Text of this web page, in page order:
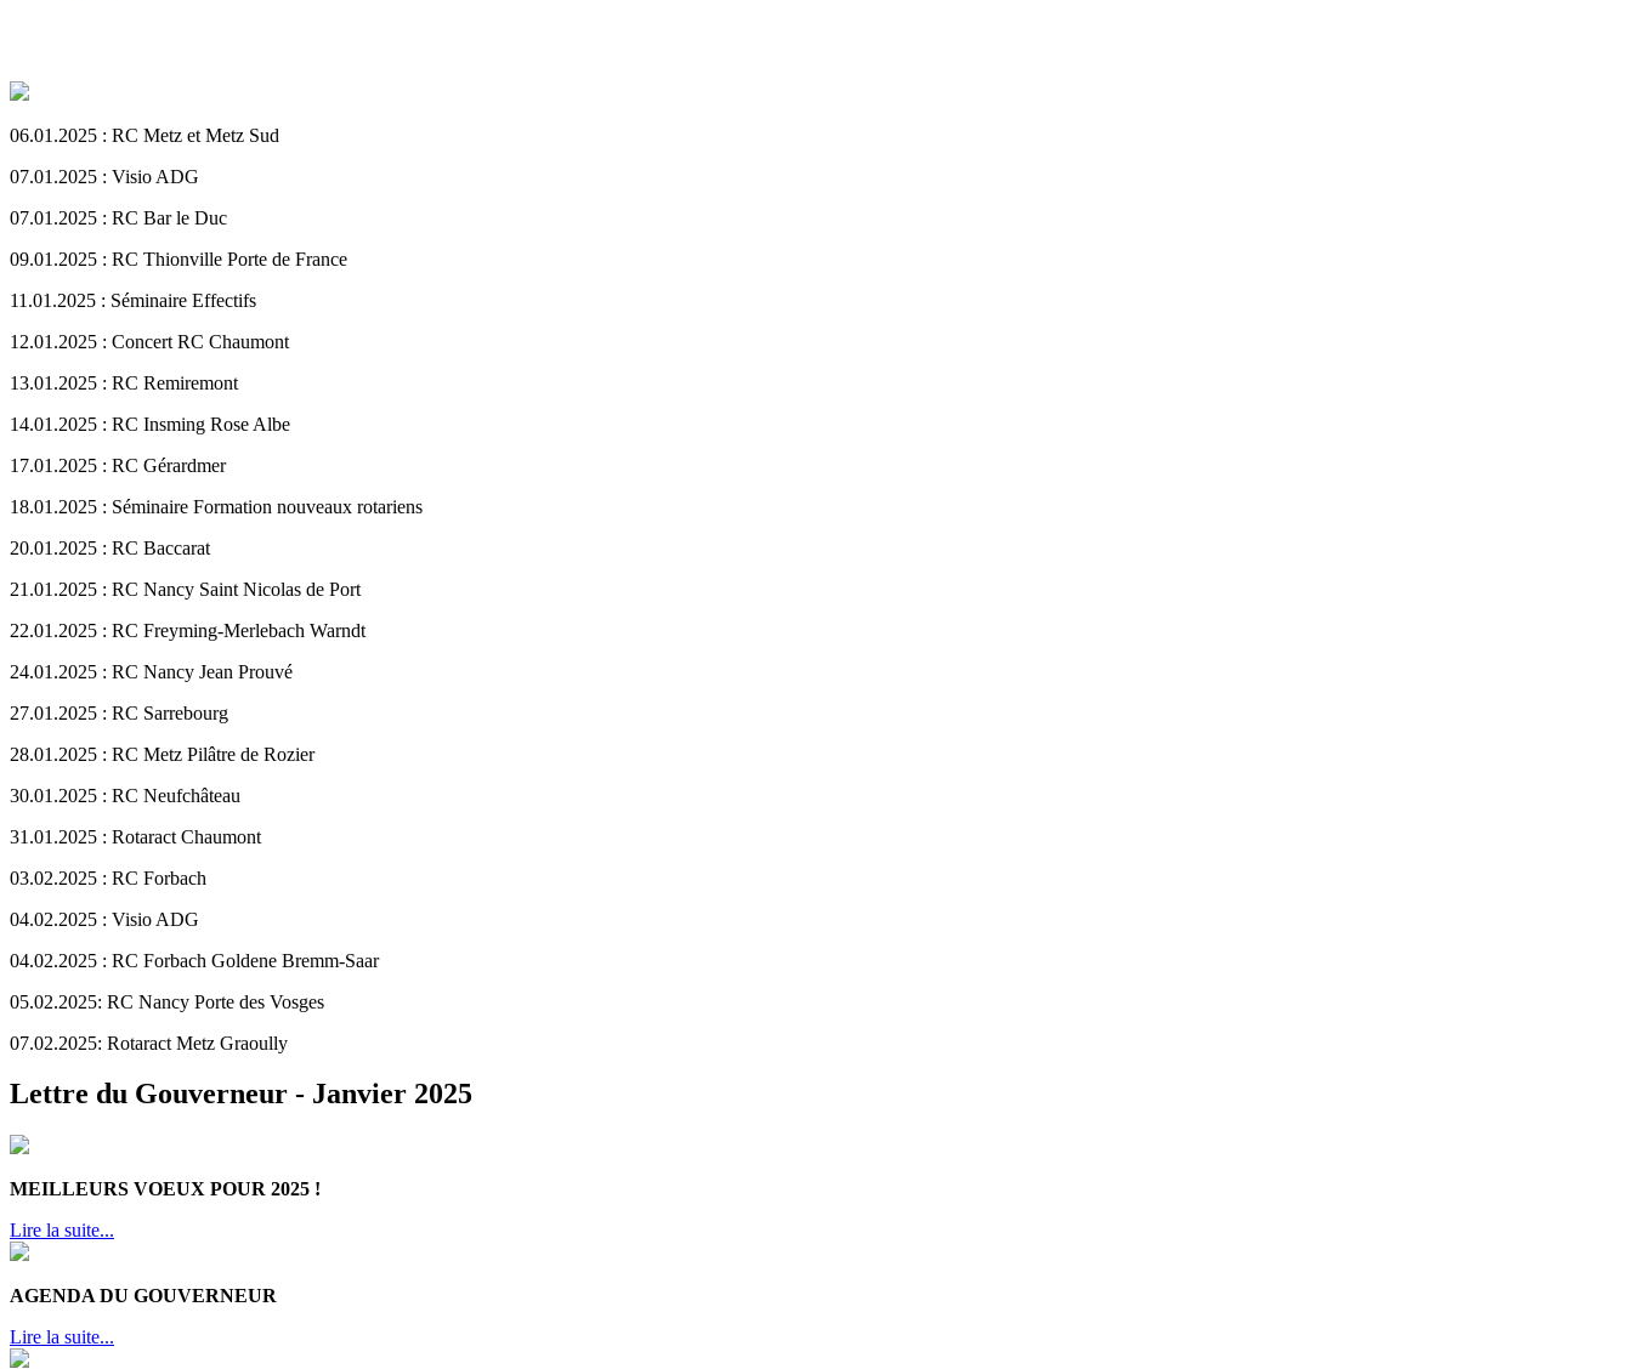
06.01.2025 : RC Metz et Metz Sud
07.01.2025 : Visio ADG
07.01.2025 : RC Bar le Duc
09.01.2025 : RC Thionville Porte de France
11.01.2025 : Séminaire Effectifs
12.01.2025 : Concert RC Chaumont
13.01.2025 : RC Remiremont
14.01.2025 : RC Insming Rose Albe
17.01.2025 : RC Gérardmer
18.01.2025 : Séminaire Formation nouveaux rotariens
20.01.2025 : RC Baccarat
21.01.2025 : RC Nancy Saint Nicolas de Port
22.01.2025 : RC Freyming-Merlebach Warndt
24.01.2025 : RC Nancy Jean Prouvé
27.01.2025 : RC Sarrebourg
28.01.2025 : RC Metz Pilâtre de Rozier
30.01.2025 : RC Neufchâteau
31.01.2025 : Rotaract Chaumont
03.02.2025 : RC Forbach
04.02.2025 : Visio ADG
04.02.2025 : RC Forbach Goldene Bremm-Saar
05.02.2025: RC Nancy Porte des Vosges
07.02.2025: Rotaract Metz Graoully
Lettre du Gouverneur - Janvier 2025
MEILLEURS VOEUX POUR 2025 !
Lire la suite...
AGENDA DU GOUVERNEUR
Lire la suite...